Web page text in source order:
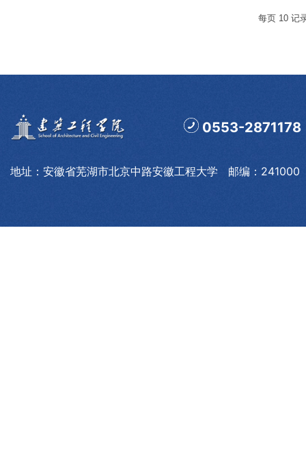
每页 10 记
0553-2871178
地址：安徽省芜湖市北京中路安徽工程大学 邮编：241000